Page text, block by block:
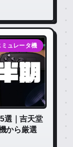
ミュレータ機
選｜吉天堂
から厳選